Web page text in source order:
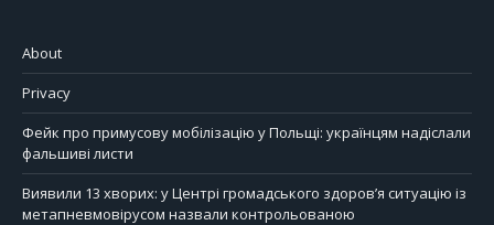
About
Privacy
Фейк про примусову мобілізацію у Польщі: українцям надіслали
фальшиві листи
Виявили 13 хворих: у Центрі громадського здоров’я ситуацію із
метапневмовірусом назвали контрольованою